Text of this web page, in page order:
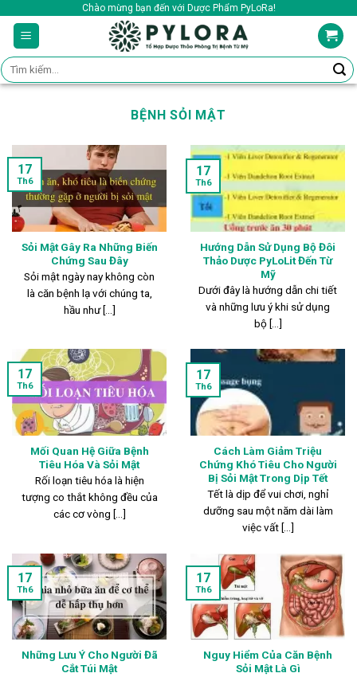
content
Chào mừng bạn đến với Dược Phẩm PyLoRa!
Tìm
kiếm:
BỆNH SỎI MẬT
Sỏi Mật Gây Ra Những Biến
Chứng Sau Đây
Sỏi mật ngày nay không còn
là căn bệnh lạ với chúng ta,
hầu như [...]
17
Th6
Hướng Dẫn Sử Dụng Bộ Đôi
Thảo Dược PyLoLit Đến Từ
Mỹ
Dưới đây là hướng dẫn chi tiết
và những lưu ý khi sử dụng
bộ [...]
17
Th6
Mối Quan Hệ Giữa Bệnh
Tiêu Hóa Và Sỏi Mật
Rối loạn tiêu hóa là hiện
tượng co thắt không đều của
các cơ vòng [...]
17
Th6
Cách Làm Giảm Triệu
Chứng Khó Tiêu Cho Người
Bị Sỏi Mật Trong Dịp Tết
Tết là dịp để vui chơi, nghỉ
dưỡng sau một năm dài làm
việc vất [...]
17
Th6
Những Lưu Ý Cho Người Đã
Cắt Túi Mật
17
Th6
Nguy Hiểm Của Căn Bệnh
Sỏi Mật Là Gì
17
Th6